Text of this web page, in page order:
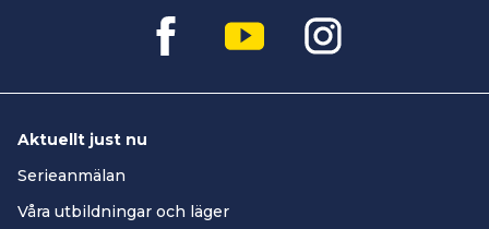
Aktuellt just nu
Serieanmälan
Våra utbildningar och läger